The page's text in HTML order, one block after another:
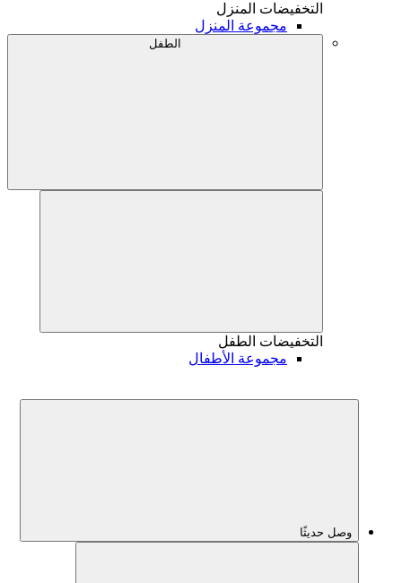
التخفيضات المنزل
مجموعة المنزل
الطفل
التخفيضات الطفل
مجموعة الأطفال
وصل حديثًا